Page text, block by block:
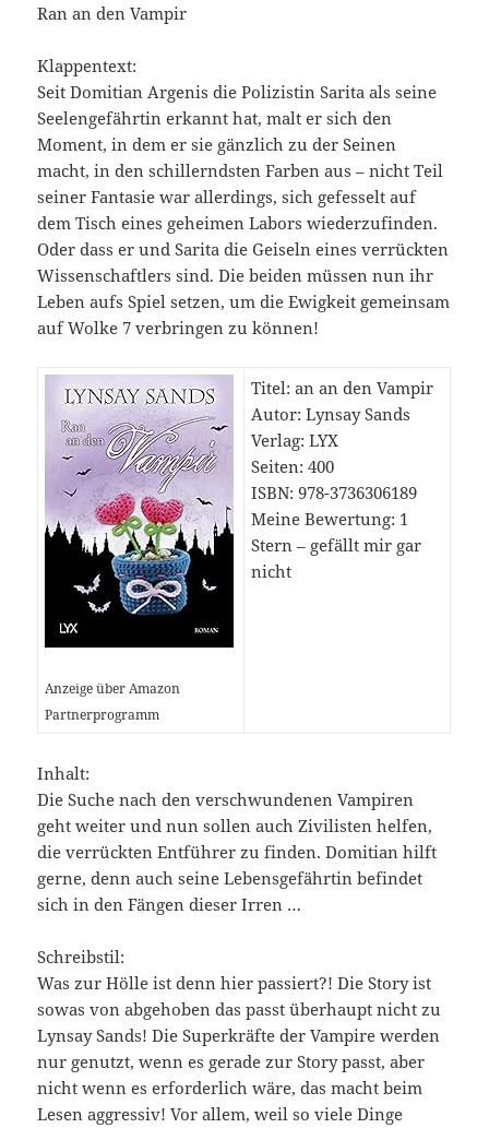
Ran an den Vampir
Klappentext:
Seit Domitian Argenis die Polizistin Sarita als seine
Seelengefährtin erkannt hat, malt er sich den
Moment, in dem er sie gänzlich zu der Seinen
macht, in den schillerndsten Farben aus – nicht Teil
seiner Fantasie war allerdings, sich gefesselt auf
dem Tisch eines geheimen Labors wiederzufinden.
Oder dass er und Sarita die Geiseln eines verrückten
Wissenschaftlers sind. Die beiden müssen nun ihr
Leben aufs Spiel setzen, um die Ewigkeit gemeinsam
auf Wolke 7 verbringen zu können!
Anzeige über Amazon
Partnerprogramm
Titel: an an den Vampir
Autor: Lynsay Sands
Verlag: LYX
Seiten: 400
ISBN: 978-3736306189
Meine Bewertung: 1
Stern – gefällt mir gar
nicht
Inhalt:
Die Suche nach den verschwundenen Vampiren
geht weiter und nun sollen auch Zivilisten helfen,
die verrückten Entführer zu finden. Domitian hilft
gerne, denn auch seine Lebensgefährtin befindet
sich in den Fängen dieser Irren …
Schreibstil:
Was zur Hölle ist denn hier passiert?! Die Story ist
sowas von abgehoben das passt überhaupt nicht zu
Lynsay Sands! Die Superkräfte der Vampire werden
nur genutzt, wenn es gerade zur Story passt, aber
nicht wenn es erforderlich wäre, das macht beim
Lesen aggressiv! Vor allem, weil so viele Dinge